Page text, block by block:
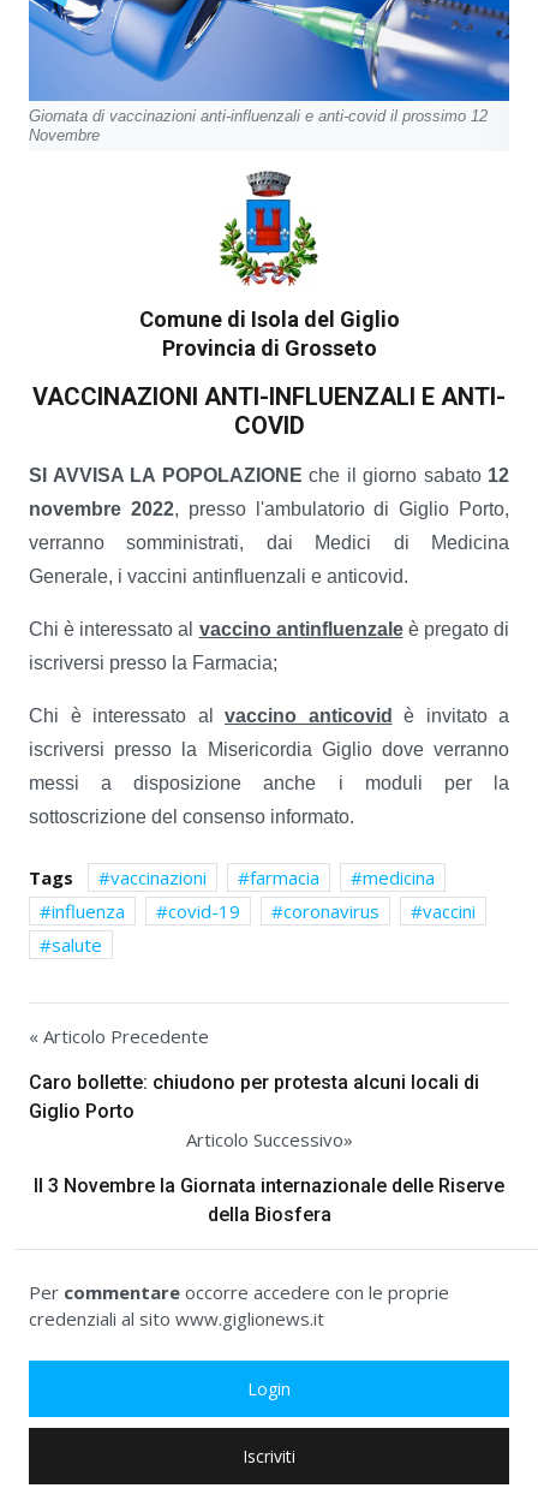
Giornata di vaccinazioni anti-influenzali e anti-covid il prossimo 12
Novembre
Comune di Isola del Giglio
Provincia di Grosseto
VACCINAZIONI ANTI-INFLUENZALI E ANTI-
COVID
SI AVVISA LA POPOLAZIONE che il giorno sabato 12
novembre 2022, presso l'ambulatorio di Giglio Porto,
verranno somministrati, dai Medici di Medicina
Generale, i vaccini antinfluenzali e anticovid.
Chi è interessato al vaccino antinfluenzaleè pregato di
iscriversi presso la Farmacia;
Chi è interessato al vaccino anticovid
è invitato a
iscriversi presso la Misericordia Giglio dove verranno
messi a disposizione anche i moduli per la
sottoscrizione del consenso informato.
Tags vaccinazioni farmacia
medicina
influenza
covid-19 coronavirus
vaccini
salute
« Articolo Precedente
Caro bollette: chiudono per protesta alcuni locali di
Giglio Porto
Articolo Successivo»
Il 3 Novembre la Giornata internazionale delle Riserve
della Biosfera
Per commentare occorre accedere con le proprie
credenziali al sito www.giglionews.it
Login
Iscriviti